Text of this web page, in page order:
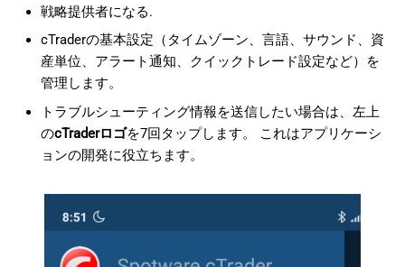
戦略提供者になる.
cTraderの基本設定（タイムゾーン、言語、サウンド、資
産単位、アラート通知、クイックトレード設定など）を
管理します。
トラブルシューティング情報を送信したい場合は、左上
のcTraderロゴを7回タップします。 これはアプリケーシ
ョンの開発に役立ちます。